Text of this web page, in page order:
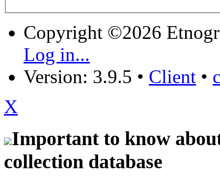
Copyright ©2026
Log in...
Version: 3.9.5 • Client •
X
Important to know
collection database